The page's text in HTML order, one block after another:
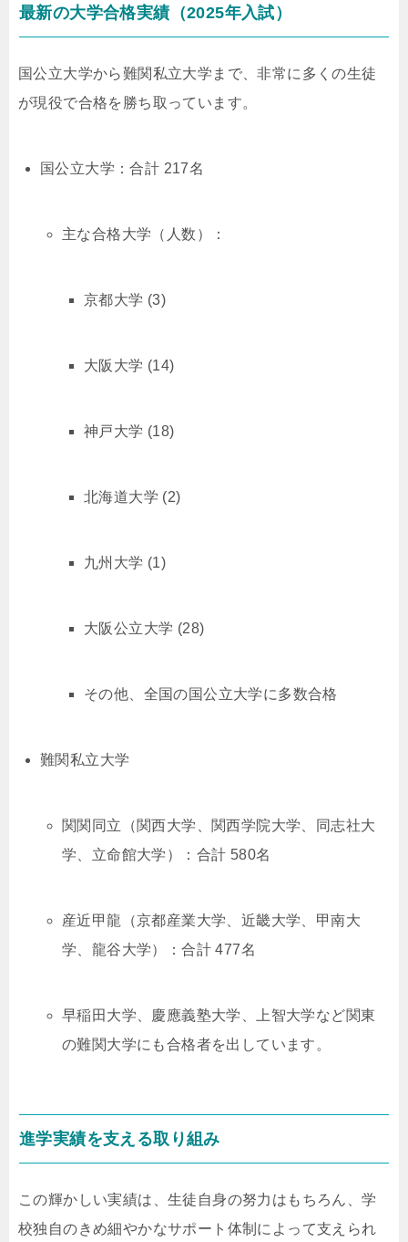
最新の大学合格実績（2025年入試）
国公立大学から難関私立大学まで、非常に多くの生徒
が現役で合格を勝ち取っています。
国公立大学：合計 217名
主な合格大学（人数）：
京都大学 (3)
大阪大学 (14)
神戸大学 (18)
北海道大学 (2)
九州大学 (1)
大阪公立大学 (28)
その他、全国の国公立大学に多数合格
難関私立大学
関関同立（関西大学、関西学院大学、同志社大
学、立命館大学）：合計 580名
産近甲龍（京都産業大学、近畿大学、甲南大
学、龍谷大学）：合計 477名
早稲田大学、慶應義塾大学、上智大学など関東
の難関大学にも合格者を出しています。
進学実績を支える取り組み
この輝かしい実績は、生徒自身の努力はもちろん、学
校独自のきめ細やかなサポート体制によって支えられ